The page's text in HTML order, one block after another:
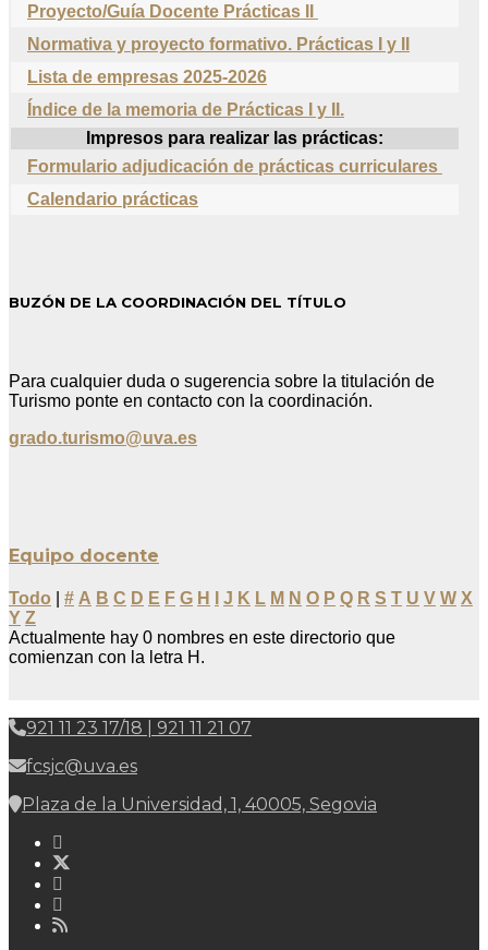
Proyecto/Guía Docente Prácticas II
Normativa y proyecto formativo. Prácticas I y II
Lista de empresas 2025-2026
Índice de la memoria de Prácticas I y II.
Impresos para realizar las prácticas:
Formulario adjudicación de prácticas curriculares
Calendario prácticas
BUZÓN DE LA COORDINACIÓN DEL TÍTULO
Para cualquier duda o sugerencia sobre la titulación de
Turismo ponte en contacto con la coordinación.
grado.turismo@uva.es
Equipo docente
Todo # A B C D E F G H J K L M N O P Q R S T U V W X
Y Z
Actualmente hay 0 nombres en este directorio que
comienzan con la letra H.
921 11 23 17/18 | 921 11 21 07
fcsjc@uva.es
Plaza de la Universidad, 1, 40005, Segovia